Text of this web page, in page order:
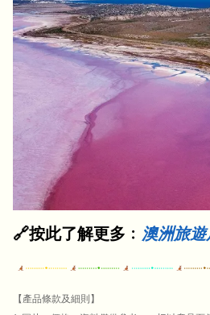
🔗按此了解更多﹕ 澳洲旅遊
【產品條款及細則】